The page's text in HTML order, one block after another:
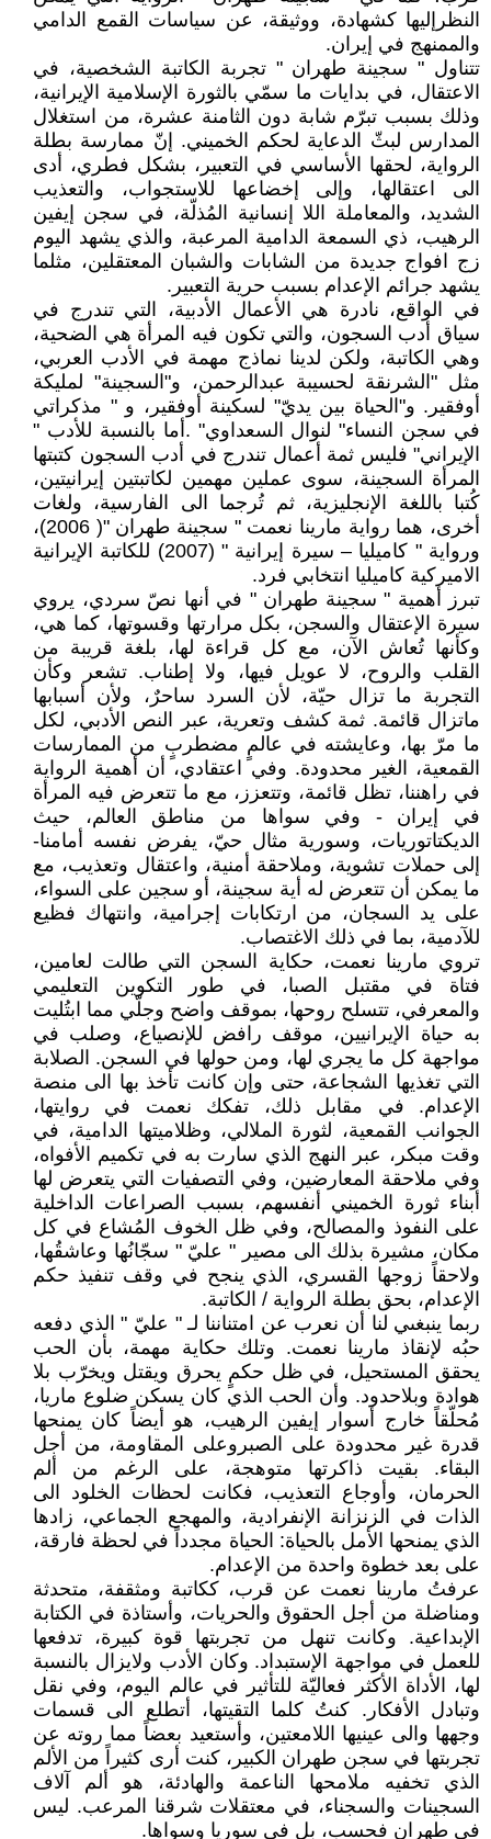
النظرإليها كشهادة، ووثيقة، عن سياسات القمع الدامي
والممنهج في إيران.
تتناول " سجينة طهران " تجربة الكاتبة الشخصية، في
الاعتقال، في بدايات ما سمّي بالثورة الإسلامية الإيرانية،
وذلك بسبب تبرّم شابة دون الثامنة عشرة، من استغلال
المدارس لبثّ الدعاية لحكم الخميني. إنّ ممارسة بطلة
الرواية، لحقها الأساسي في التعبير، بشكل فطري، أدى
الى اعتقالها، وإلى إخضاعها للاستجواب، والتعذيب
الشديد، والمعاملة اللا إنسانية المُذلّة، في سجن إيفين
الرهيب، ذي السمعة الدامية المرعبة، والذي يشهد اليوم
زج افواج جديدة من الشابات والشبان المعتقلين، مثلما
يشهد جرائم الإعدام بسبب حرية التعبير.
في الواقع، نادرة هي الأعمال الأدبية، التي تندرج في
سياق أدب السجون، والتي تكون فيه المرأة هي الضحية،
وهي الكاتبة، ولكن لدينا نماذج مهمة في الأدب العربي،
مثل "الشرنقة لحسيبة عبدالرحمن، و"السجينة" لمليكة
أوفقير. و"الحياة بين يديّ" لسكينة أوفقير، و " مذكراتي
في سجن النساء" لنوال السعداوي" .أما بالنسبة للأدب "
الإيراني" فليس ثمة أعمال تندرج في أدب السجون كتبتها
المرأة السجينة، سوى عملين مهمين لكاتبتين إيرانيتين،
كُتبا باللغة الإنجليزية، ثم تُرجما الى الفارسية، ولغات
أخرى، هما رواية مارينا نعمت " سجينة طهران "( 2006)،
ورواية " كاميليا – سيرة إيرانية " (2007) للكاتبة الإيرانية
الاميركية كاميليا انتخابي فرد.
تبرز أهمية " سجينة طهران " في أنها نصّ سردي، يروي
سيرة الإعتقال والسجن، بكل مرارتها وقسوتها، كما هي،
وكأنها تُعاش الآن، مع كل قراءة لها، بلغة قريبة من
القلب والروح، لا عويل فيها، ولا إطناب. تشعر وكأن
التجربة ما تزال حيّة، لأن السرد ساحرٌ، ولأن أسبابها
ماتزال قائمة. ثمة كشف وتعرية، عبر النص الأدبي، لكل
ما مرّ بها، وعايشته في عالمٍ مضطربٍ من الممارسات
القمعية، الغير محدودة. وفي اعتقادي، أن أهمية الرواية
في راهننا، تظل قائمة، وتتعزز، مع ما تتعرض فيه المرأة
في إيران - وفي سواها من مناطق العالم، حيث
الديكتاتوريات، وسورية مثال حيّ، يفرض نفسه أمامنا-
إلى حملات تشوية، وملاحقة أمنية، واعتقال وتعذيب، مع
ما يمكن أن تتعرض له أية سجينة، أو سجين على السواء،
على يد السجان، من ارتكابات إجرامية، وانتهاك فظيع
للآدمية، بما في ذلك الاغتصاب.
تروي مارينا نعمت، حكاية السجن التي طالت لعامين،
فتاة في مقتبل الصبا، في طور التكوين التعليمي
والمعرفي، تتسلح روحها، بموقف واضح وجلّي مما ابتُليت
به حياة الإيرانيين، موقف رافض للإنصياع، وصلب في
مواجهة كل ما يجري لها، ومن حولها في السجن. الصلابة
التي تغذيها الشجاعة، حتى وإن كانت تأخذ بها الى منصة
الإعدام. في مقابل ذلك، تفكك نعمت في روايتها،
الجوانب القمعية، لثورة الملالي، وظلاميتها الدامية، في
وقت مبكر، عبر النهج الذي سارت به في تكميم الأفواه،
وفي ملاحقة المعارضين، وفي التصفيات التي يتعرض لها
أبناء ثورة الخميني أنفسهم، بسبب الصراعات الداخلية
على النفوذ والمصالح، وفي ظل الخوف المُشاع في كل
مكان، مشيرة بذلك الى مصير " عليّ " سجّانُها وعاشقُها،
ولاحقاً زوجها القسري، الذي ينجح في وقف تنفيذ حكم
الإعدام، بحق بطلة الرواية / الكاتبة.
ربما ينبغىي لنا أن نعرب عن امتناننا لـ " عليّ " الذي دفعه
حبُه لإنقاذ مارينا نعمت. وتلك حكاية مهمة، بأن الحب
يحقق المستحيل، في ظل حكمٍ يحرق ويقتل ويخرّب بلا
هوادة وبلاحدود. وأن الحب الذي كان يسكن ضلوع ماريا،
مُحلّقاً خارج أسوار إيفين الرهيب، هو أيضاً كان يمنحها
قدرة غير محدودة على الصبروعلى المقاومة، من أجل
البقاء. بقيت ذاكرتها متوهجة، على الرغم من ألم
الحرمان، وأوجاع التعذيب، فكانت لحظات الخلود الى
الذات في الزنزانة الإنفرادية، والمهجع الجماعي، زادها
الذي يمنحها الأمل بالحياة: الحياة مجدداً في لحظة فارقة،
على بعد خطوة واحدة من الإعدام.
عرفتُ مارينا نعمت عن قرب، ككاتبة ومثقفة، متحدثة
ومناضلة من أجل الحقوق والحريات، وأستاذة في الكتابة
الإبداعية. وكانت تنهل من تجربتها قوة كبيرة، تدفعها
للعمل في مواجهة الإستبداد. وكان الأدب ولايزال بالنسبة
لها، الأداة الأكثر فعاليّة للتأثير في عالم اليوم، وفي نقل
وتبادل الأفكار. كنتُ كلما التقيتها، أتطلع الى قسمات
وجهها والى عينيها اللامعتين، وأستعيد بعضاً مما روته عن
تجربتها في سجن طهران الكبير، كنت أرى كثيراً من الألم
الذي تخفيه ملامحها الناعمة والهادئة، هو ألم آلاف
السجينات والسجناء، في معتقلات شرقنا المرعب. ليس
في طهران فحسب، بل في سوريا وسواها.